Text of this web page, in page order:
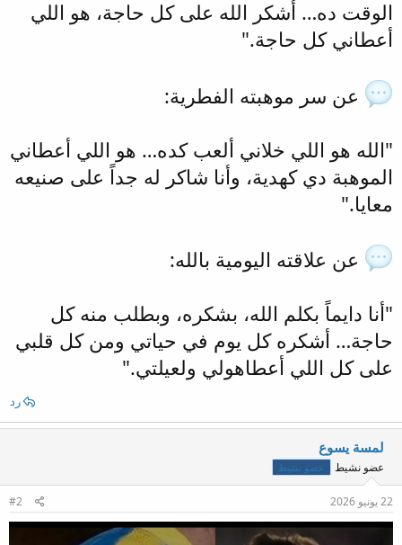
الوقت ده… أشكر الله على كل حاجة، هو اللي
أعطاني كل حاجة."
عن سر موهبته الفطرية:
"الله هو اللي خلاني ألعب كده… هو اللي أعطاني
الموهبة دي كهدية، وأنا شاكر له جداً على صنيعه
معايا."
عن علاقته اليومية بالله:
"أنا دايماً بكلم الله، بشكره، وبطلب منه كل
حاجة… أشكره كل يوم في حياتي ومن كل قلبي
على كل اللي أعطاهولي ولعيلتي."
رد
لمسة يسوع
عضو نشيط عضو نشيط
22 يونيو 2026 #2